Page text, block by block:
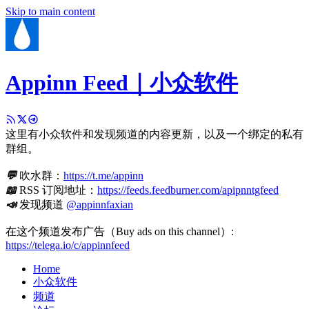
Skip to main content
Appinn Feed｜小众软件
这里有小众软件和发现频道的内容更新，以及一个绑定的私有
群组。
💬吹水群： https://t.me/appinn
📖RSS 订阅地址： https://feeds.feedburner.com/apipnntgfeed
📣发现频道 @appinnfaxian
在这个频道发布广告（Buy ads on this channel）:
https://telega.io/c/appinnfeed
Home
小众软件
频道